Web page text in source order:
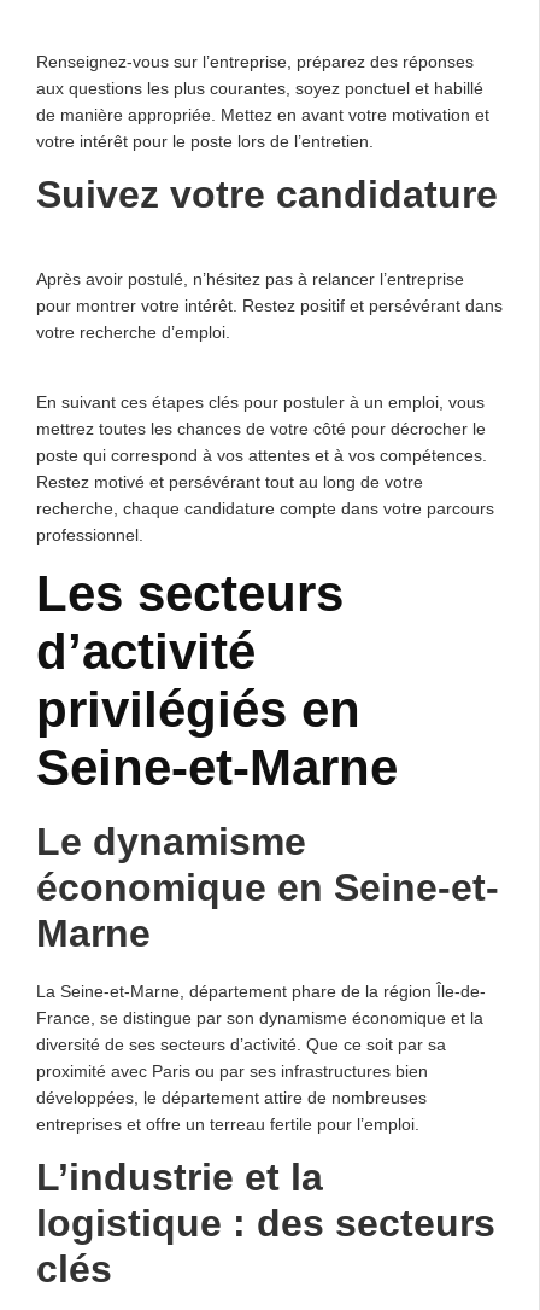
Renseignez-vous sur l’entreprise, préparez des réponses
aux questions les plus courantes, soyez ponctuel et habillé
de manière appropriée. Mettez en avant votre motivation et
votre intérêt pour le poste lors de l’entretien.
Suivez votre candidature
Après avoir postulé, n’hésitez pas à relancer l’entreprise
pour montrer votre intérêt. Restez positif et persévérant dans
votre recherche d’emploi.
En suivant ces étapes clés pour postuler à un emploi, vous
mettrez toutes les chances de votre côté pour décrocher le
poste qui correspond à vos attentes et à vos compétences.
Restez motivé et persévérant tout au long de votre
recherche, chaque candidature compte dans votre parcours
professionnel.
Les secteurs
d’activité
privilégiés en
Seine-et-Marne
Le dynamisme
économique en Seine-et-
Marne
La Seine-et-Marne, département phare de la région Île-de-
France, se distingue par son dynamisme économique et la
diversité de ses secteurs d’activité. Que ce soit par sa
proximité avec Paris ou par ses infrastructures bien
développées, le département attire de nombreuses
entreprises et offre un terreau fertile pour l’emploi.
L’industrie et la
logistique : des secteurs
clés